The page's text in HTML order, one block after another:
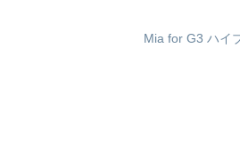
Mia for G3 ハイ